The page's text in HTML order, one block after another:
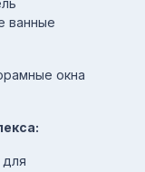
ванные
окна